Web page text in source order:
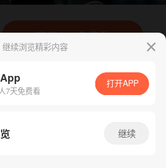
App免费看
腾漫App免费看
继续浏览精彩内容
7天免费看
打开APP
继续